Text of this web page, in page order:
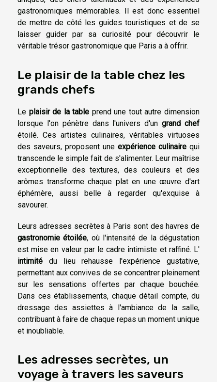
gastronomiques mémorables. Il est donc essentiel
de mettre de côté les guides touristiques et de se
laisser guider par sa curiosité pour découvrir le
véritable trésor gastronomique que Paris a à offrir.
Le plaisir de la table chez les
grands chefs
Le plaisir de la table prend une tout autre dimension
lorsque l'on pénètre dans l'univers d'ungrand chef
étoilé. Ces artistes culinaires, véritables virtuoses
des saveurs, proposent une expérience culinaire qui
transcende le simple fait de s'alimenter. Leur maîtrise
exceptionnelle des textures, des couleurs et des
arômes transforme chaque plat en une œuvre d'art
éphémère, aussi belle à regarder qu'exquise à
savourer.
Leurs adresses secrètes à Paris sont des havres de
gastronomie étoilée, où l'intensité de la dégustation
est mise en valeur par le cadre intimiste et raffiné. L'
intimité du lieu rehausse l'expérience gustative,
permettant aux convives de se concentrer pleinement
sur les sensations offertes par chaque bouchée.
Dans ces établissements, chaque détail compte, du
dressage des assiettes à l'ambiance de la salle,
contribuant à faire de chaque repas un moment unique
et inoubliable.
Les adresses secrètes, un
voyage à travers les saveurs